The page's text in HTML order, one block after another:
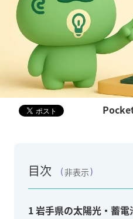
目次 非表示
1岩手県の太陽光・蓄電